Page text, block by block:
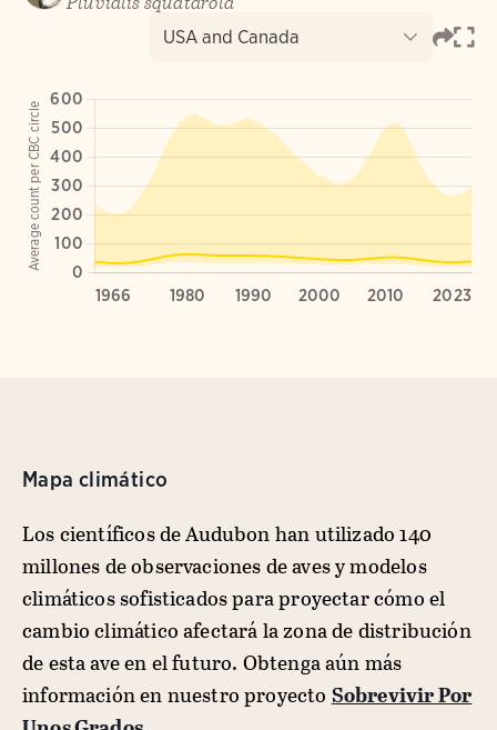
Mapa climático
Los científicos de Audubon han utilizado 140
millones de observaciones de aves y modelos
climáticos sofisticados para proyectar cómo el
cambio climático afectará la zona de distribución
de esta ave en el futuro. Obtenga aún más
información en nuestro proyecto Sobrevivir Por